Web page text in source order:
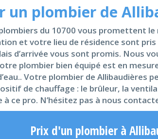
un plombier de
du 10700 vous promettent
et votre lieu de résidence sont
d’arrivée vous sont promis. Nous
plombier bien équipé est en
Votre plombier de
de chauffage : le brûleur, la
ce pro. N’hésitez pas à nous
Prix d'un plombier à